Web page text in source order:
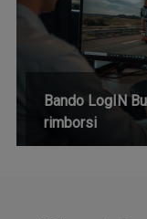
Bando LogIN
rimborsi